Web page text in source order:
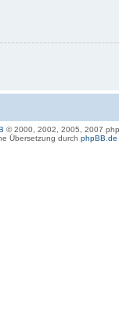
© 2000, 2002, 2005, 2007
Übersetzung durch phpBB.de